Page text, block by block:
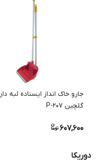
جارو خاک انداز ایستاده لبه دار
گلچین P-207
607,600
دوریکا